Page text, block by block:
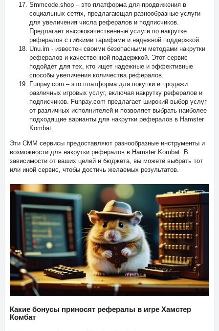
Smmcode.shop – это платформа для продвижения в
социальных сетях, предлагающая разнообразные услуги
для увеличения числа рефералов и подписчиков.
Предлагает высококачественные услуги по накрутке
рефералов с гибкими тарифами и надежной поддержкой.
Unu.im - известен своими безопасными методами накрутки
рефералов и качественной поддержкой. Этот сервис
подойдет для тех, кто ищет надежные и эффективные
способы увеличения количества рефералов.
Funpay.com – это платформа для покупки и продажи
различных игровых услуг, включая накрутку рефералов и
подписчиков. Funpay.com предлагает широкий выбор услуг
от различных исполнителей и позволяет выбрать наиболее
подходящие варианты для накрутки рефералов в Hamster
Kombat.
Эти СММ сервисы предоставляют разнообразные инструменты и
возможности для накрутки рефералов в Hamster Kombat. В
зависимости от ваших целей и бюджета, вы можете выбрать тот
или иной сервис, чтобы достичь желаемых результатов.
Какие бонусы приносят рефералы в игре Хамстер
Комбат